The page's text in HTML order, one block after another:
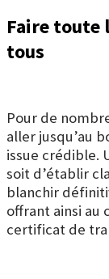
Faire toute
tous
Pour de
aller jusqu’au
issue crédible.
soit d’établir
blanchir
offrant ainsi au
certificat de